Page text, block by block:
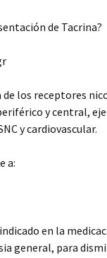
de Tacrina?
de los receptores
y central,
y cardiovascular.
a:
en la
general, para